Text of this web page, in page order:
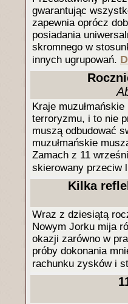
gwarantując
zapewnia oprócz
posiadania
skromnego w
innych ugrupowań.
Kraje
terroryzmu, i to nie
muszą odbudować
muzułmańskie
Zamach z 11
skierowany przeciw
Kilka
Wraz z dziesiątą
Nowym Jorku mija
okazji zarówno w
próby dokonania
rachunku zysków i